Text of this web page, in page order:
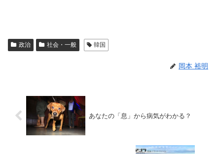
政治 社会・一般 韓国
岡本 裕明
あなたの「息」から病気がわかる？